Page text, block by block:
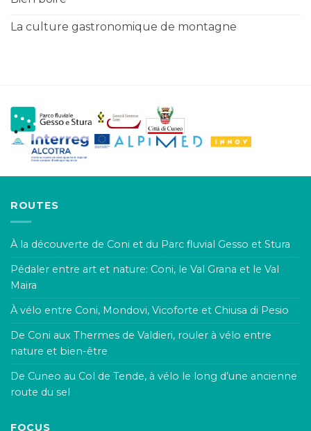
La culture gastronomique de montagne
ROUTES
À la découverte de Coni et du Parc fluvial Gesso et Stura
Pédaler entre art et nature: Coni, le Val Grana et le Val
Maira
À vélo entre Coni, Mondovi, Vicoforte et Chiusa di Pesio
De Coni aux Thermes de Valdieri, rouler à vélo entre
nature et bien-être
De Cuneo au Col de Tende, à vélo le long d’une ancienne
route du sel
FOCUS